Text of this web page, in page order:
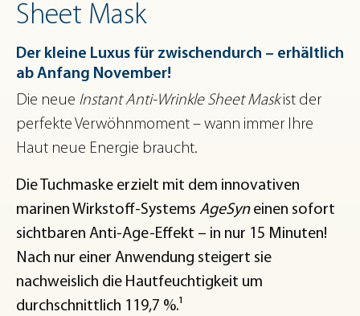
Sheet Mask
Der kleine Luxus für zwischendurch – erhältlich
ab Anfang November!
Die neue Instant Anti-Wrinkle Sheet Maskist der
perfekte Verwöhnmoment – wann immer Ihre
Haut neue Energie braucht.
Die Tuchmaske erzielt mit dem innovativen
marinen Wirkstoff-Systems AgeSyneinen sofort
sichtbaren Anti-Age-Effekt – in nur 15 Minuten!
Nach nur einer Anwendung steigert sie
nachweislich die Hautfeuchtigkeit um
durchschnittlich 119,7 %.¹